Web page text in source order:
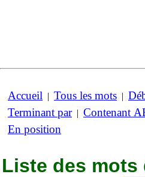
Accueil | Tous les mots |
Terminant par| Contenant
En position
Liste des mots